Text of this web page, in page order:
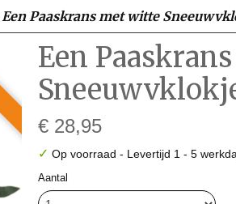
Een Paaskrans met witte
Een
€ 28,95
✓ Op voorraad - Levertijd 1 - 5
Aantal